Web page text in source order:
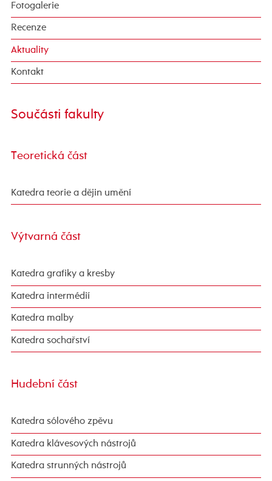
Fotogalerie
Recenze
Aktuality
Kontakt
Součásti fakulty
Teoretická část
Katedra teorie a dějin umění
Výtvarná část
Katedra grafiky a kresby
Katedra intermédií
Katedra malby
Katedra sochařství
Hudební část
Katedra sólového zpěvu
Katedra klávesových nástrojů
Katedra strunných nástrojů